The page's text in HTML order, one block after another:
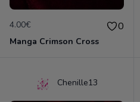
4.00€ 0
Manga Crimson Cross
Chenille13